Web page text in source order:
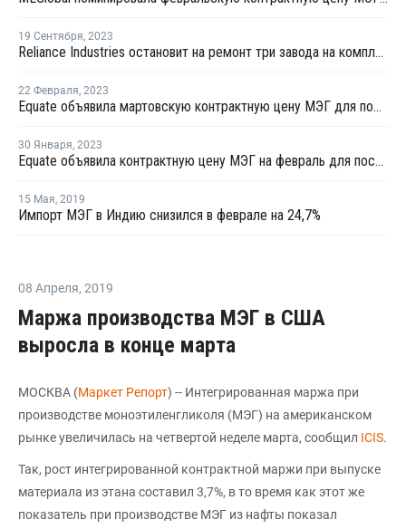
19 Сентября, 2023
Reliance Industries остановит на ремонт три завода на комплекса Джамнагар
22 Февраля, 2023
Equate объявила мартовскую контрактную цену МЭГ для поставок в Индию
30 Января, 2023
Equate объявила контрактную цену МЭГ на февраль для поставок в Индию
15 Мая, 2019
Импорт МЭГ в Индию снизился в феврале на 24,7%
08 Апреля, 2019
Маржа производства МЭГ в США
выросла в конце марта
МОСКВА (Маркет Репорт) -- Интегрированная маржа при
производстве моноэтиленгликоля (МЭГ) на американском
рынке увеличилась на четвертой неделе марта, сообщил ICIS.
Так, рост интегрированной контрактной маржи при выпуске
материала из этана составил 3,7%, в то время как этот же
показатель при производстве МЭГ из нафты показал